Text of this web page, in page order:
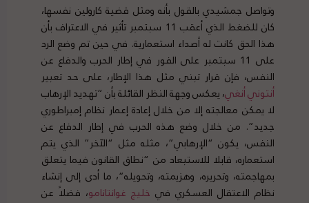
وتواصل جمشيدي بالقول بأنه ومثل قضية كارولين نفسها،
كان للضغط الذي أعقب 11 سبتمبر تأثير في الاعتراف بأن
هذا الحق كانت له أصداء استعمارية. في حين تم وضع الرد
على 11 سبتمبر على الفور في إطار الحرب والدفاع عن
النفس، فإن قرار تبني مثل هذا الإطار، على حد تعبير
أنتونيأنغي، يعكس وجهة النظر القائلة بأن “تهديد الإرهاب
لا يمكن معالجته إلا من خلال إعادة إعمار نظام إمبراطوري
جديد”. من خلال وضع هذه الحرب في إطار الدفاع عن
النفس، يكون “الإرهابي”، مثله مثل “الآخر” الذي يتم
استعماره، قابلا للاستبعاد من “نطاق القانون فيما يتعلق
بمهاجمته، وتحريره، وهزيمته، وتحويله”، ما أدى إلى إنشاء
نظام الاعتقال العسكري في خليج غوانتانامو، فضلاً عن